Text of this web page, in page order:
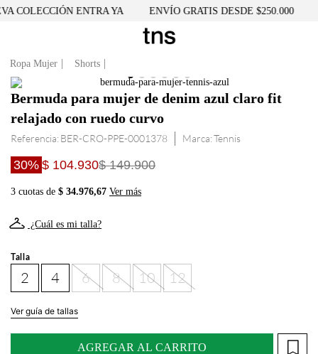
COLECCIÓN ENTRA YA ENVÍO GRATIS DESDE $250.000
Ropa Mujer Shorts
Bermuda para mujer de denim azul claro fit
relajado con ruedo curvo
Referencia: BER-CRO-PPE-0001378 Tennis
30% $ 104.930$ 149.900
3 cuotas de $ 34.976,67 Ver más
¿Cuál es mi talla?
Talla
2 4 6 8 10 12
Ver guía de tallas
AGREGAR AL CARRITO